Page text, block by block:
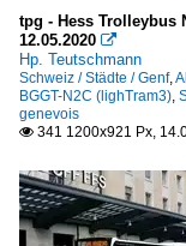
tpg - Hess Trolleybus
12.05.2020 
Hp. Teutschmann
Schweiz / Städte / Genf,
BGGT-N2C (lighTram3),
genevois
 341 1200x921 Px,